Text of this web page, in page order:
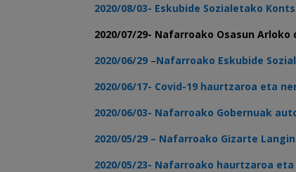
2020/08/03- Eskubide Sozialetako
2020/07/29- Nafarroako Osasun
2020/06/29 –Nafarroako Eskubide
2020/06/17- Covid-19 haurtzaroa eta
2020/06/03- Nafarroako Gobernuak
2020/05/29 – Nafarroako Gizarte
2020/05/23- Nafarroako haurtzaroa